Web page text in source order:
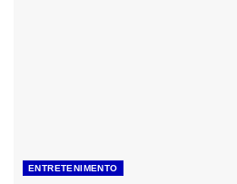
ENTRETENIMENTO